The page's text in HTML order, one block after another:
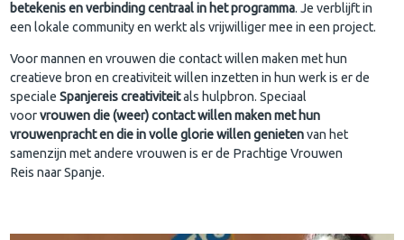
betekenis en verbinding centraal in het programma. Je verblijft in
een lokale community en werkt als vrijwilliger mee in een project.
Voor mannen en vrouwen die contact willen maken met hun
creatieve bron en creativiteit willen inzetten in hun werk is er de
specialeSpanjereis creativiteitals hulpbron. Speciaal
voorvrouwen die (weer) contact willen maken met hun
vrouwenpracht en die in volle glorie willen genietenvan het
samenzijn met andere vrouwen is er de Prachtige Vrouwen
Reis naar Spanje.